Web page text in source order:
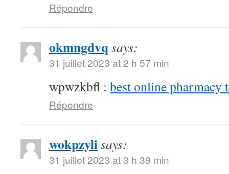
Répondre
okmngdvq says:
31 juillet 2023 at 2 h 57 min
wpwzkbfl : best online pharmacy
Répondre
wokpzylisays:
31 juillet 2023 at 3 h 39 min